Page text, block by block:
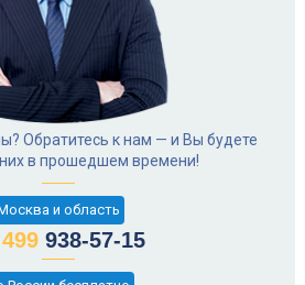
Обратитесь к нам — и Вы будете
них в прошедшем времени!
и область
938-57-15